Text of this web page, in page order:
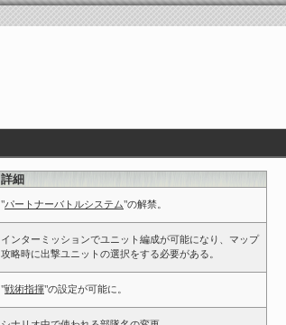
詳細
"パートナーバトルシステム"の解禁。
インターミッションでユニット編成が可能になり、マップ
攻略時に出撃ユニットの選択をする必要がある。
"戦術指揮"の設定が可能に。